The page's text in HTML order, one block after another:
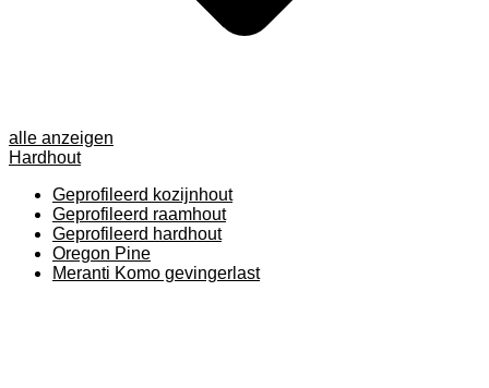
alle anzeigen
Hardhout
Geprofileerd kozijnhout
Geprofileerd raamhout
Geprofileerd hardhout
Oregon Pine
Meranti Komo gevingerlast